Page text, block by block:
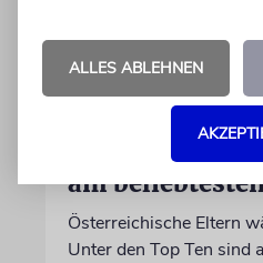
Diese
Vornamen in
am
Österreichische Eltern
Unter den Top Ten sind
ALLES ABLEHNEN